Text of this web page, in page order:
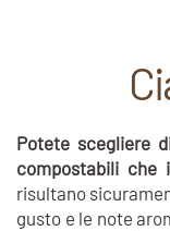
Potete scegliere
compostabili che
risultano
gusto e le note